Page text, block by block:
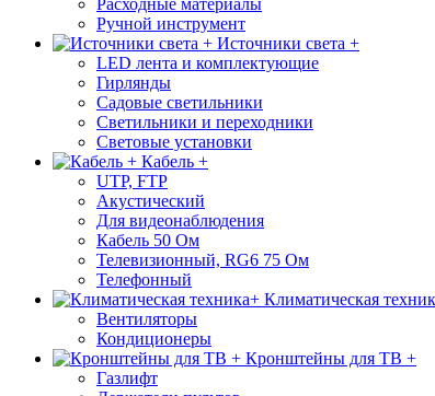
Расходные материалы
Ручной инструмент
Источники света +
LED лента и комплектующие
Гирлянды
Садовые светильники
Светильники и переходники
Световые установки
Кабель +
UTP, FTP
Акустический
Для видеонаблюдения
Кабель 50 Ом
Телевизионный, RG6 75 Ом
Телефонный
Климатическая
Вентиляторы
Кондиционеры
Кронштейны для ТВ +
Газлифт